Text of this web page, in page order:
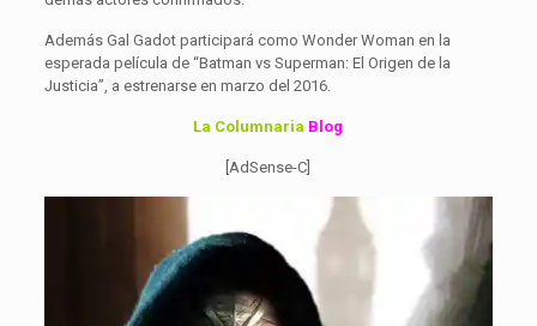
Además Gal Gadot participará como Wonder Woman en la
esperada película de “Batman vs Superman: El Origen de la
Justicia”, a estrenarse en marzo del 2016.
La Columnaria Blog
[AdSense-C]